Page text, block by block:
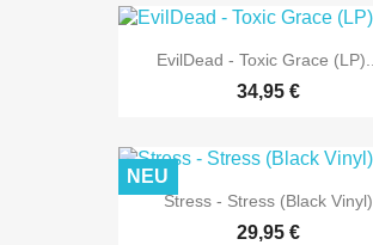
EvilDead - Toxic Grace (LP)...
34,95 €
Stress - Stress (Black Vinyl)
29,95 €
NEU